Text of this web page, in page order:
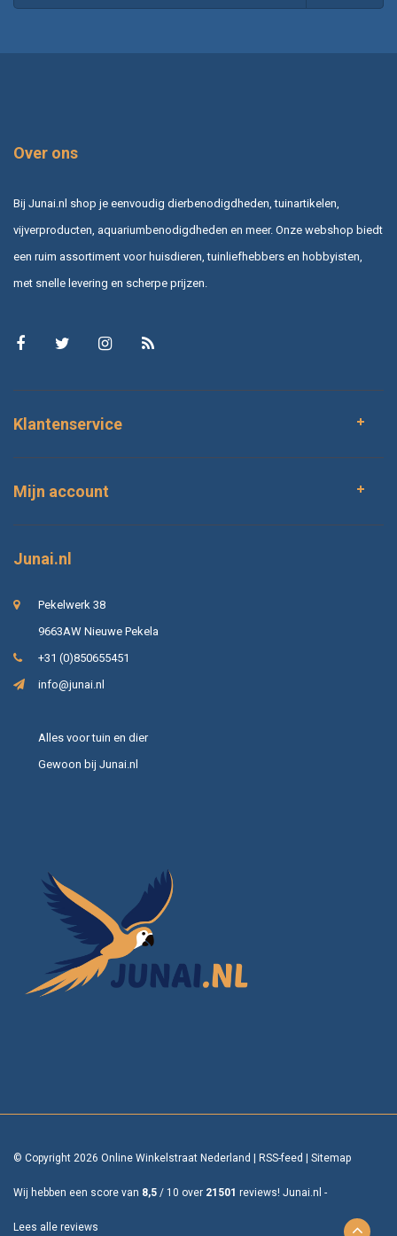
Over ons
Bij Junai.nl shop je eenvoudig dierbenodigdheden, tuinartikelen,
vijverproducten, aquariumbenodigdheden en meer. Onze webshop biedt
een ruim assortiment voor huisdieren, tuinliefhebbers en hobbyisten,
met snelle levering en scherpe prijzen.
Klantenservice
Mijn account
Junai.nl
Pekelwerk 38
9663AW Nieuwe Pekela
+31 (0)850655451
info@junai.nl
Alles voor tuin en dier
Gewoon bij Junai.nl
© Copyright 2026 Online Winkelstraat Nederland RSS-feed Sitemap
Wij hebben een score van 8,5 / 10 over 21501 reviews! Junai.nl -
Lees alle reviews